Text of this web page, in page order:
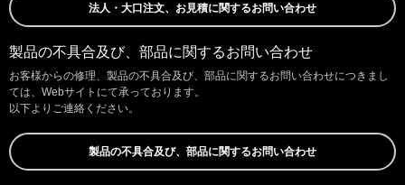
法人・大口注文、お見積に関するお問い合わせ
製品の不具合及び、部品に関するお問い合わせ
お客様からの修理、製品の不具合及び、部品に関するお問い合わせにつきまし
ては、Webサイトにて承っております。
以下よりご連絡ください。
製品の不具合及び、部品に関するお問い合わせ